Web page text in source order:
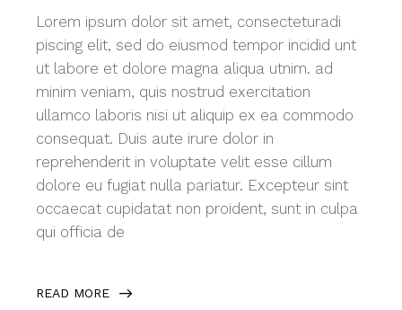
Lorem ipsum dolor sit amet, consecteturadi
piscing elit, sed do eiusmod tempor incidid unt
ut labore et dolore magna aliqua utnim. ad
minim veniam, quis nostrud exercitation
ullamco laboris nisi ut aliquip ex ea commodo
consequat. Duis aute irure dolor in
reprehenderit in voluptate velit esse cillum
dolore eu fugiat nulla pariatur. Excepteur sint
occaecat cupidatat non proident, sunt in culpa
qui officia de
READ MORE